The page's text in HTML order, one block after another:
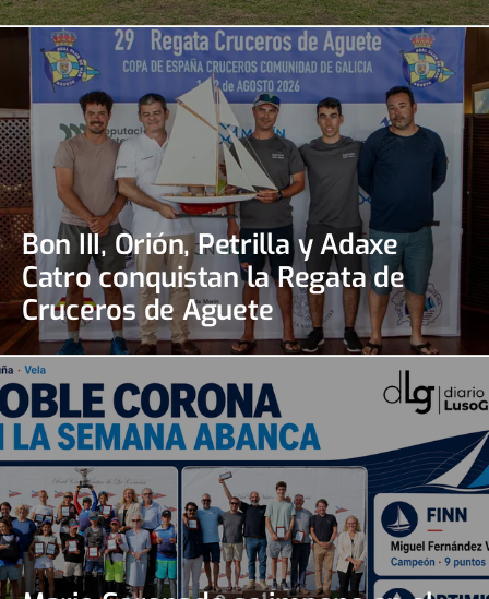
Bon III, Orión, Petrilla y Adaxe
Catro conquistan la Regata de
Cruceros de Aguete